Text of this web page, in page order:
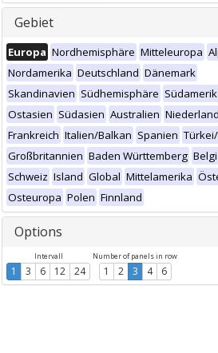
Gebiet
Europa Nordhemisphäre Mitteleuropa
Nordamerika Deutschland Dänemark
Skandinavien Südhemisphäre
Ostasien Südasien Australien
Frankreich Italien/Balkan Spanien
Großbritannien Baden Württemberg
Schweiz Island Global Mittelamerika
Osteuropa Polen Finnland
Options
Intervall
1 3 6 12 24
Number of panels in row
1 2 3 4 6